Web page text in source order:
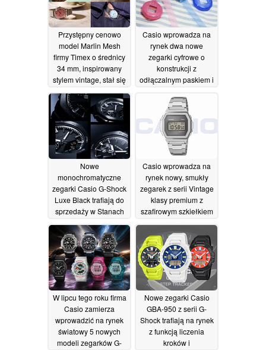
Przystępny cenowo
model Marlin Mesh
firmy Timex o średnicy
34 mm, inspirowany
stylem vintage, stał się
stylowy 29/07/2026
Casio wprowadza na
rynek dwa nowe
zegarki cyfrowe o
konstrukcji z
odłączalnym paskiem i
nawiązującej do lat
200006/07/2026
Nowe
monochromatyczne
zegarki Casio G-Shock
Luxe Black trafiają do
sprzedaży w Stanach
04/07/2026
Casio wprowadza na
rynek nowy, smukły
zegarek z serii Vintage
klasy premium z
szafirowym szkiełkiem
03/07/2026
W lipcu tego roku firma
Casio zamierza
wprowadzić na rynek
światowy 5 nowych
modeli zegarków G-
Nowe zegarki Casio
GBA-950 z serii G-
Shock trafiają na rynek
z funkcją liczenia
kroków i